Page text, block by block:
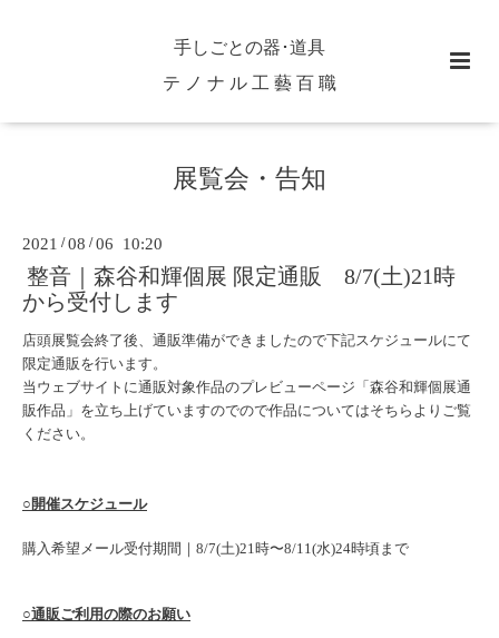
手しごとの器･道具
テ ノ ナ ル 工 藝 百 職
展覧会・告知
2021 /08 /06 10:20
整音｜森谷和輝個展 限定通販 8/7(土)21時
から受付します
店頭展覧会終了後、通販準備ができましたので下記スケジュールにて
限定通販を行います。
当ウェブサイトに通販対象作品のプレビューページ「 森谷和輝個展通
販作品 」を立ち上げていますのでので作品についてはそちらよりご覧
ください。
○開催スケジュール
購入希望メール受付期間｜8/7(土)21時〜8/11(水)24時頃まで
○通販ご利用の際のお願い